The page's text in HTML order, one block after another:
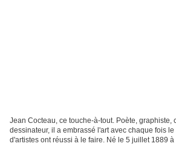
Jean Cocteau, ce touche-à-tout. Poète, graphiste,
dessinateur, il a embrassé l'art avec chaque fois
d'artistes ont réussi à le faire. Né le 5 juillet 1889 à